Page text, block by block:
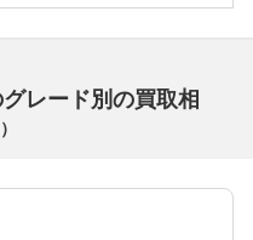
レード別の買取相